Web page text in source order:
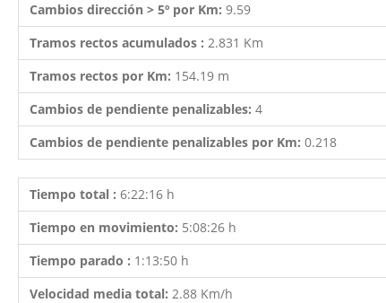
Cambios dirección > 5º por Km: 9.59
Tramos rectos acumulados : 2.831 Km
Tramos rectos por Km: 154.19 m
Cambios de pendiente penalizables: 4
Cambios de pendiente penalizables por Km: 0.218
Tiempo total : 6:22:16 h
Tiempo en movimiento: 5:08:26 h
Tiempo parado : 1:13:50 h
Velocidad media total: 2.88 Km/h